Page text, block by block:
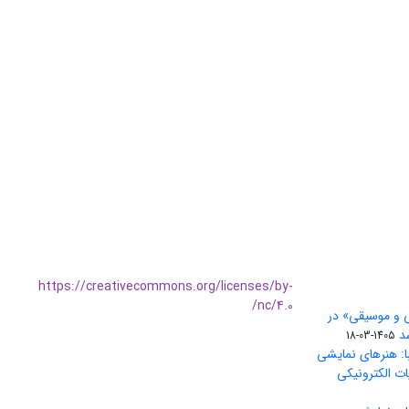
و موسیقی» در
1405-03-18
هنرهای نمایشی
الکترونیکی
https://creativecommons.org/licenses/by-
nc/4.0/